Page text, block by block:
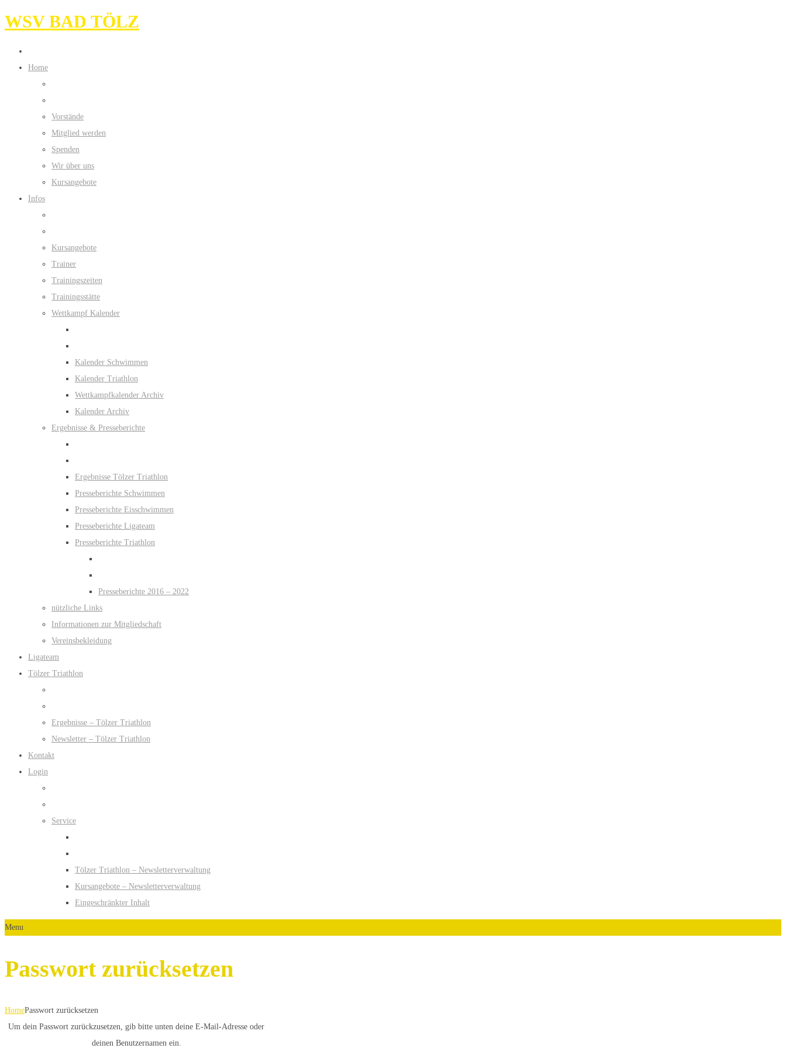
WSV BAD TÖLZ
Home
Vorstände
Mitglied werden
Spenden
Wir über uns
Kursangebote
Infos
Kursangebote
Trainer
Trainingszeiten
Trainingsstätte
Wettkampf Kalender
Kalender Schwimmen
Kalender Triathlon
Wettkampfkalender Archiv
Kalender Archiv
Ergebnisse & Presseberichte
Ergebnisse Tölzer Triathlon
Presseberichte Schwimmen
Presseberichte Eisschwimmen
Presseberichte Ligateam
Presseberichte Triathlon
Presseberichte 2016 – 2022
nützliche Links
Informationen zur Mitgliedschaft
Vereinsbekleidung
Ligateam
Tölzer Triathlon
Ergebnisse – Tölzer Triathlon
Newsletter – Tölzer Triathlon
Kontakt
Login
Service
Tölzer Triathlon – Newsletterverwaltung
Kursangebote – Newsletterverwaltung
Eingeschränkter Inhalt
Menu
Passwort zurücksetzen
HomePasswort zurücksetzen
Um dein Passwort zurückzusetzen, gib bitte unten deine E-Mail-Adresse oder
deinen Benutzernamen ein.